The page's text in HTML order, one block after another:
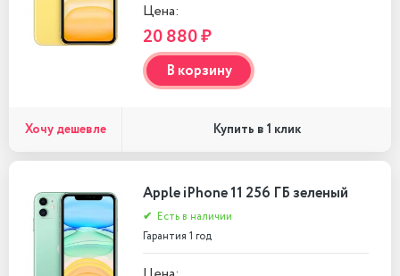
Цена:
20 880 ₽
В корзину
Хочу дешевле Купить в 1 клик
Apple iPhone 11 256 ГБ зеленый
✔ Есть в наличии
Гарантия 1 год